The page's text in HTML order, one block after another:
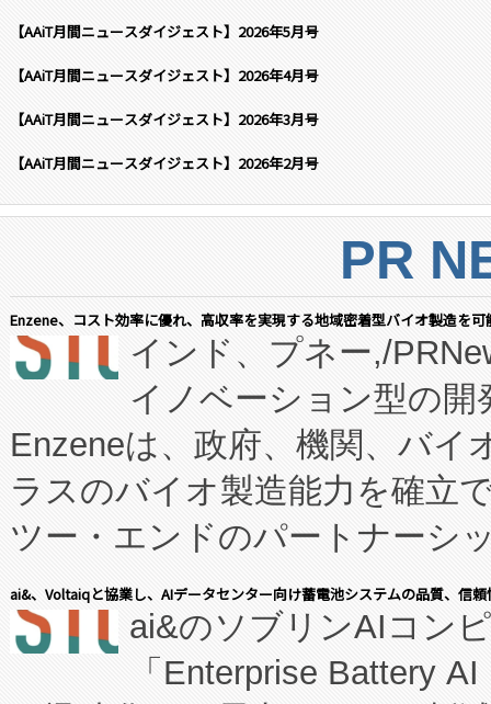
【AAiT月間ニュースダイジェスト】2026年5月号
【AAiT月間ニュースダイジェスト】2026年4月号
【AAiT月間ニュースダイジェスト】2026年3月号
【AAiT月間ニュースダイジェスト】2026年2月号
PR
Enzene、コスト効率に優れ、高収率を実現する地域密着型バイオ製造を
インド、プネー,/
イノベーション型の
Enzeneは、政府、機関、バイ
ラスのバイオ製造能力を確立
ツー・エンドのパートナーシ
表しました。 同社の実績ある
manufacturing™ (FCCM™) プ
たNeXは、バイオ医薬品製造
ai&、Voltaiqと協業し、AIデータセンター向け蓄電池システムの品質、信
ai&のソブリンAIコン
「Enterprise Battery